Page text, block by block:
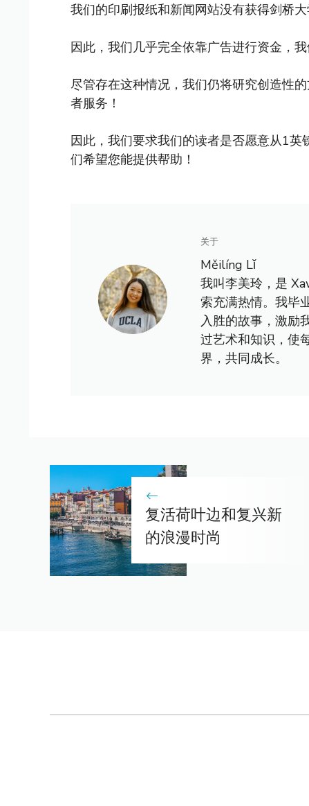
我们的印刷报纸和新闻网站没有获得剑桥大
因此，我们几乎完全依靠广告进行资金，我
尽管存在这种情况，我们仍将研究创造性
者服务！
因此，我们要求我们的读者是否愿意从1
们希望您能提供帮助！
关于
Měilíng Lǐ
我叫李美玲，是
索充满热情。我毕
入胜的故事，激励
过艺术和知识，使
界，共同成长。
复活荷叶边和复兴新
的浪漫时尚